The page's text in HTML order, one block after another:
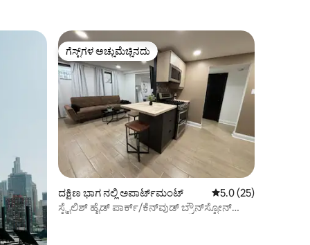
ಗೆಸ್ಟ್‌ಗಳ ಅಚ್ಚುಮೆಚ್ಚಿನದು
ಗೆಸ್ಟ್‌ಗಳ ಅಚ್ಚುಮೆಚ್ಚಿನದು
ದಕ್ಷಿಣ ಭಾಗ ನಲ್ಲಿ ಅಪಾರ್ಟ್‌ಮಂಟ್ 5 ರಲ್ಲಿ 5.0 ಸರಾಸರಿ
5.0 (25)
ಸ್ಟೈಲಿಶ್ ಹೈಡ್ ಪಾರ್ಕ್/ಕೆನ್‌ವುಡ್ ಬ್ರೌನ್‌ಸ್ಟೋನ್